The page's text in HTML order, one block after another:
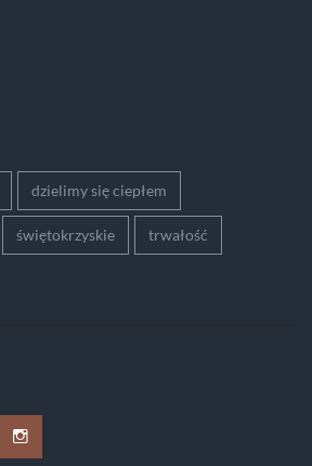
dzielimy się ciepłem
świętokrzyskie trwałość